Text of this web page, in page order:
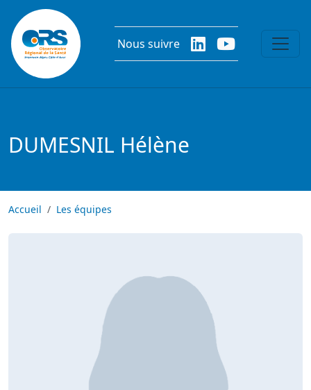
Aller au contenu principal
Nous suivre
DUMESNIL Hélène
Accueil Les équipes